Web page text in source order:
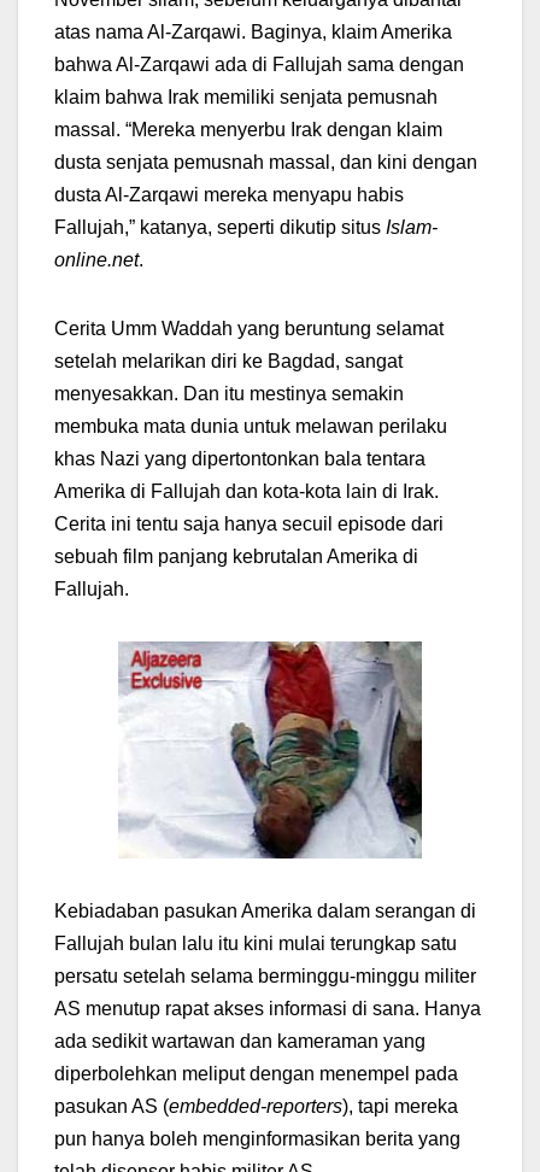
atas nama Al-Zarqawi. Baginya, klaim Amerika
bahwa Al-Zarqawi ada di Fallujah sama dengan
klaim bahwa Irak memiliki senjata pemusnah
massal. “Mereka menyerbu Irak dengan klaim
dusta senjata pemusnah massal, dan kini dengan
dusta Al-Zarqawi mereka menyapu habis
Fallujah,” katanya, seperti dikutip situs Islam-
online.net.
Cerita Umm Waddah yang beruntung selamat
setelah melarikan diri ke Bagdad, sangat
menyesakkan. Dan itu mestinya semakin
membuka mata dunia untuk melawan perilaku
khas Nazi yang dipertontonkan bala tentara
Amerika di Fallujah dan kota-kota lain di Irak.
Cerita ini tentu saja hanya secuil episode dari
sebuah film panjang kebrutalan Amerika di
Fallujah.
Kebiadaban pasukan Amerika dalam serangan di
Fallujah bulan lalu itu kini mulai terungkap satu
persatu setelah selama berminggu-minggu militer
AS menutup rapat akses informasi di sana. Hanya
ada sedikit wartawan dan kameraman yang
diperbolehkan meliput dengan menempel pada
pasukan AS (embedded-reporters), tapi mereka
pun hanya boleh menginformasikan berita yang